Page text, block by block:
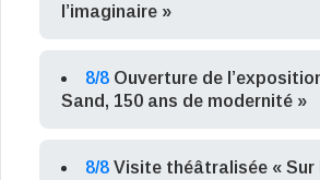
l’imaginaire »
8/8 Ouverture de
Sand, 150 ans de modernité »
8/8 Visite théâtralisée « Sur